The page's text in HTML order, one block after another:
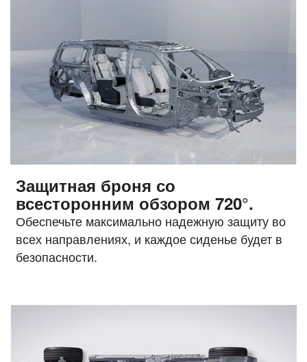
Защитная броня со
всесторонним обзором 720°.
Обеспечьте максимально надежную защиту во
всех направлениях, и каждое сиденье будет в
безопасности.